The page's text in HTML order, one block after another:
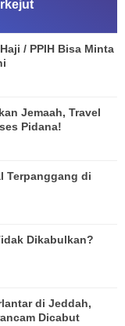
/ PPIH Bisa Minta
Jemaah, Travel
Pidana!
Terpanggang di
Dikabulkan?
di Jeddah,
Dicabut